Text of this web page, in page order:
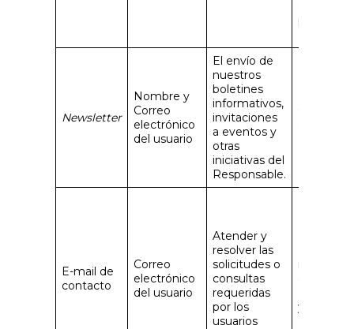
peticiones
Newsletter
Nombre y
Correo
electrónico
del usuario
El envío de
nuestros
boletines
informativos,
invitaciones
a eventos y
otras
iniciativas del
Responsable.
E-mail de
contacto
Correo
electrónico
del usuario
Atender y
resolver las
solicitudes o
consultas
requeridas
por los
usuarios
relación
y el